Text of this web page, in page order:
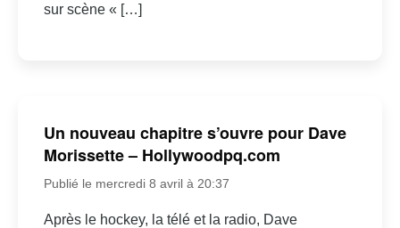
sur scène « […]
Un nouveau chapitre s’ouvre pour Dave
Morissette – Hollywoodpq.com
Publié le mercredi 8 avril à 20:37
Après le hockey, la télé et la radio, Dave